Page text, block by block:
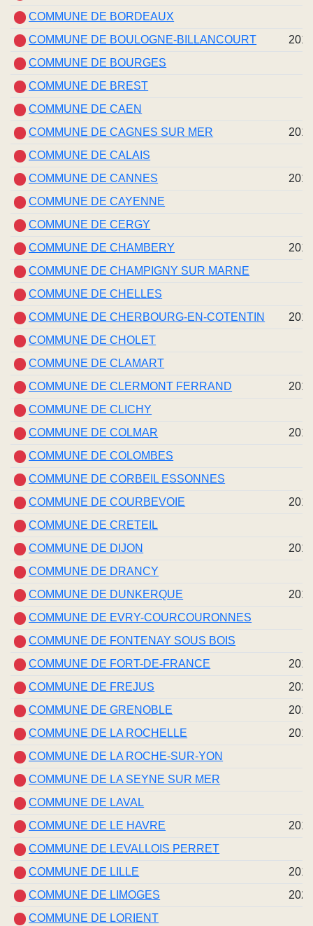
COMMUNE DE BORDEAUX
COMMUNE DE BOULOGNE-BILLANCOURT
2019
COMMUNE DE BOURGES
COMMUNE DE BREST
COMMUNE DE CAEN
COMMUNE DE CAGNES SUR MER
2018
COMMUNE DE CALAIS
COMMUNE DE CANNES
2019
COMMUNE DE CAYENNE
COMMUNE DE CERGY
COMMUNE DE CHAMBERY
2019
COMMUNE DE CHAMPIGNY SUR MARNE
COMMUNE DE CHELLES
COMMUNE DE CHERBOURG-EN-COTENTIN
2018
COMMUNE DE CHOLET
COMMUNE DE CLAMART
COMMUNE DE CLERMONT FERRAND
2018
COMMUNE DE CLICHY
COMMUNE DE COLMAR
2015
COMMUNE DE COLOMBES
COMMUNE DE CORBEIL ESSONNES
COMMUNE DE COURBEVOIE
2014
COMMUNE DE CRETEIL
COMMUNE DE DIJON
2014
COMMUNE DE DRANCY
COMMUNE DE DUNKERQUE
2018
COMMUNE DE EVRY-COURCOURONNES
COMMUNE DE FONTENAY SOUS BOIS
COMMUNE DE FORT-DE-FRANCE
2010
COMMUNE DE FREJUS
2021
COMMUNE DE GRENOBLE
2019
COMMUNE DE LA ROCHELLE
2019
COMMUNE DE LA ROCHE-SUR-YON
COMMUNE DE LA SEYNE SUR MER
COMMUNE DE LAVAL
COMMUNE DE LE HAVRE
2018
COMMUNE DE LEVALLOIS PERRET
COMMUNE DE LILLE
2019
COMMUNE DE LIMOGES
2020
COMMUNE DE LORIENT